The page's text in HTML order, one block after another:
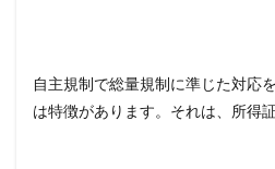
自主規制で総量規制に準じた対応
は特徴があります。それは、所得